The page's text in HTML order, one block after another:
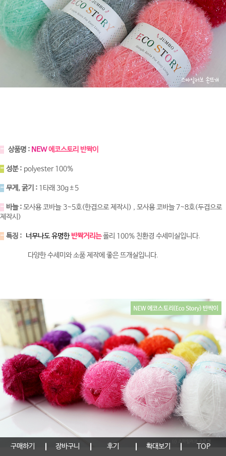
- 상품명 : NEW에코스토리 반짝이
- 성분 : polyester 100%
- 무게, 굵기 : 1타래 30g±5
- 바늘 :모사용 코바늘 3~5호(한겹으로 제작시) , 모사용 코바늘 7~8호(두겹으로
제작시)
- 특징 : 너무나도 유명한반짝거리는폴리 100% 친환경 수세미실입니다.
다양한 수세미와 소품 제작에 좋은 뜨개실입니다.
구매하기 장바구니 후기 확대보기 TOP